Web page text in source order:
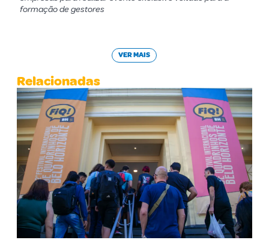
formação de gestores
VER MAIS
Relacionadas